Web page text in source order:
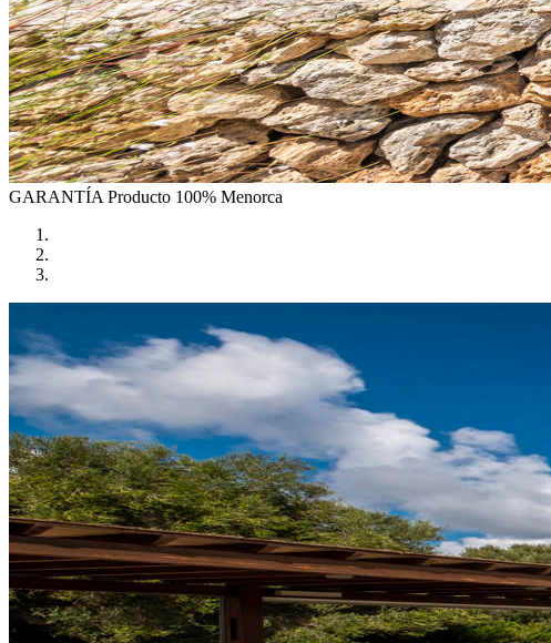
GARANTÍA Producto 100% Menorca